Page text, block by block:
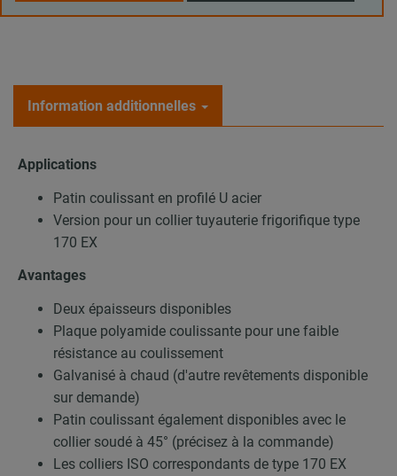
Information additionnelles
Applications
Patin coulissant en profilé U acier
Version pour un collier tuyauterie frigorifique type
170 EX
Avantages
Deux épaisseurs disponibles
Plaque polyamide coulissante pour une faible
résistance au coulissement
Galvanisé à chaud (d'autre revêtements disponible
sur demande)
Patin coulissant également disponibles avec le
collier soudé à 45° (précisez à la commande)
Les colliers ISO correspondants de type 170 EX